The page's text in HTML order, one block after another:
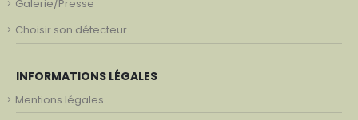
Galerie/Presse
Choisir son détecteur
INFORMATIONS LÉGALES
Mentions légales